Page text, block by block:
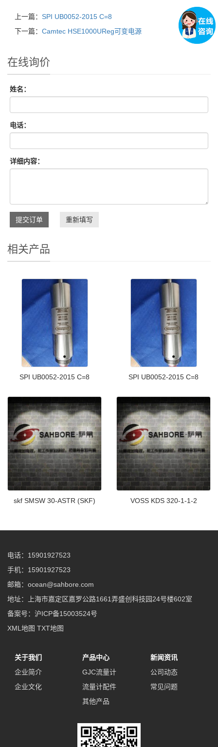
上一篇： SPI UB0052-2015 C=8
下一篇： Camtec HSE1000UReg可变电源
在线询价
姓名：
电话：
详细内容：
提交订单 重新填写
相关产品
SPI UB0052-2015 C=8 SPI UB0052-2015 C=8
skf SMSW 30-ASTR (SKF) VOSS KDS 320-1-1-2
电话：15901927523
手机：15901927523
邮箱：ocean@sahbore.com
地址：上海市嘉定区嘉罗公路1661弄盛创科技园24号楼602室
备案号： 沪ICP备15003524号
XML地图 TXT地图
关于我们
企业简介
企业文化
产品中心
GJC流量计
流量计配件
其他产品
新闻资讯
公司动态
常见问题